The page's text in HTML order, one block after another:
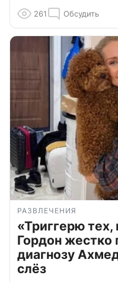
261 Обсудить
РАЗВЛЕЧЕНИЯ
«Триггерю тех,
Гордон жестко
диагнозу
слёз